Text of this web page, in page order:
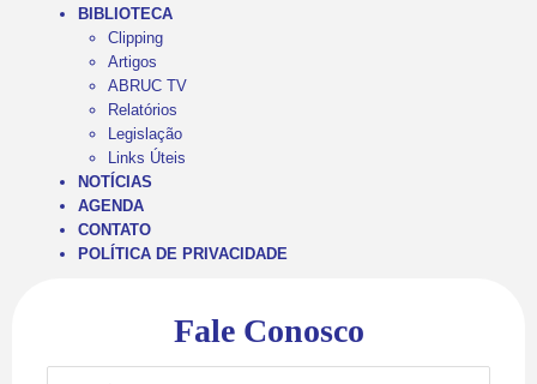
BIBLIOTECA
Clipping
Artigos
ABRUC TV
Relatórios
Legislação
Links Úteis
NOTÍCIAS
AGENDA
CONTATO
POLÍTICA DE PRIVACIDADE
Fale Conosco